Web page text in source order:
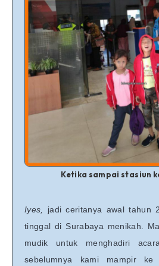
Ketika sampai stasiun
Iyes, jadi ceritanya awal tahun
tinggal di Surabaya menikah.
mudik untuk menghadiri
sebelumnya kami mampir